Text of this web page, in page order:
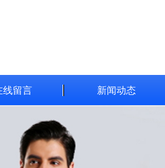
线留言 新闻动态